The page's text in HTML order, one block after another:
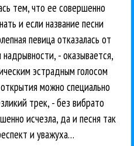
тем, что ее совершенно
и если название песни
певица отказалась от
- оказывается,
эстрадным голосом
можно специально
трек, - без вибрато
исчезла, да и песня так
и уважуха…